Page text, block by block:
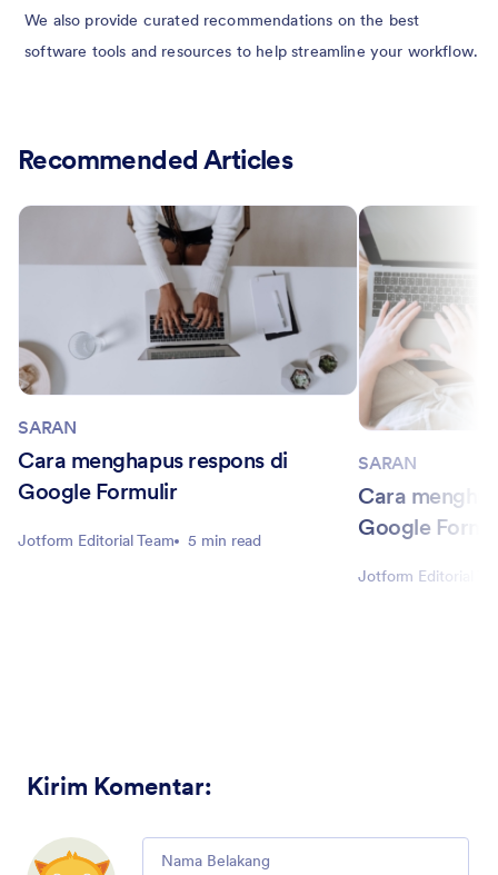
We also provide curated recommendations on the best
software tools and resources to help streamline your workflow.
Recommended Articles
SARAN
Cara menghapus respons di
Google Formulir
Jotform Editorial Team 5 min read
SARAN
Cara
Google
Jotform Editorial
Kirim Komentar: